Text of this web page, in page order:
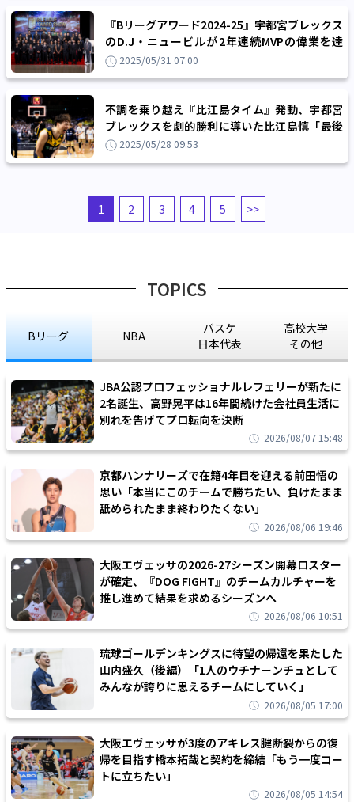
『Bリーグアワード2024-25』宇都宮ブレックス
のD.J・ニュービルが2年連続MVPの偉業を達
成、琉球の脇真大は新人賞に
2025/05/31 07:00
不調を乗り越え『比江島タイム』発動、宇都宮
ブレックスを劇的勝利に導いた比江島慎「最後
にチームを助けることができてよかった」
2025/05/28 09:53
1 2 3 4 5 >>
TOPICS
Bリーグ NBA
バスケ
日本代表
高校大学
その他
JBA公認プロフェッショナルレフェリーが新たに
2名誕生、高野晃平は16年間続けた会社員生活に
別れを告げてプロ転向を決断
2026/08/07 15:48
京都ハンナリーズで在籍4年目を迎える前田悟の
思い「本当にこのチームで勝ちたい、負けたまま
舐められたまま終わりたくない」
2026/08/06 19:46
大阪エヴェッサの2026-27シーズン開幕ロスター
が確定、『DOG FIGHT』のチームカルチャーを
推し進めて結果を求めるシーズンへ
2026/08/06 10:51
琉球ゴールデンキングスに待望の帰還を果たした
山内盛久（後編）「1人のウチナーンチュとして
みんなが誇りに思えるチームにしていく」
2026/08/05 17:00
大阪エヴェッサが3度のアキレス腱断裂からの復
帰を目指す橋本拓哉と契約を締結「もう一度コー
トに立ちたい」
2026/08/05 14:54